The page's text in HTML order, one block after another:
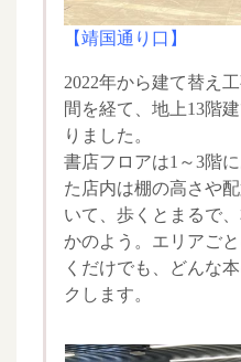
【靖国通り口】
2022年から建て替え
間を経て、地上13階
りました。
書店フロアは1～3階
た店内は棚の高さや
いて、歩くとまるで
かのよう。エリアご
くだけでも、どんな
クします。